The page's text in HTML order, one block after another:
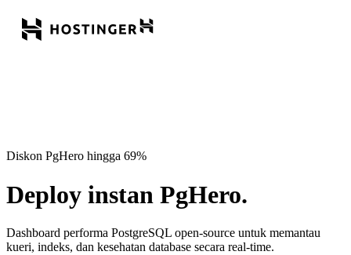
Diskon PgHero hingga 69%
Deploy instan PgHero.
Dashboard performa PostgreSQL open-source untuk memantau
kueri, indeks, dan kesehatan database secara real-time.